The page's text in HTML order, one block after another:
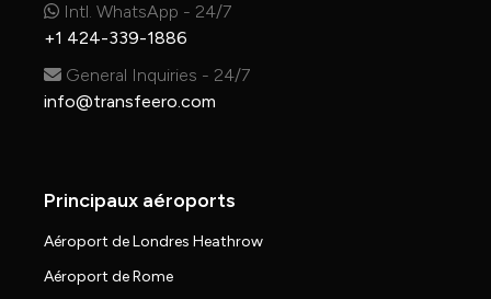
Intl. WhatsApp - 24/7
+1 424-339-1886
General Inquiries - 24/7
info@transfeero.com
Principaux aéroports
Aéroport de Londres Heathrow
Aéroport de Rome